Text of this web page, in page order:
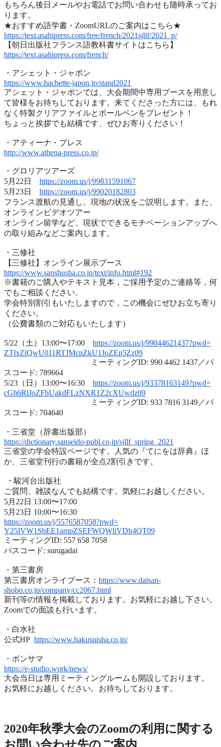
もちろん後日メールやお電話でお問い合わせも随時承ってお
ります。
★おすすめ語学書・ZoomURLのご案内はこちら★
https://text.asahipress.com/free/french/2021sjllf/2021_p/
【朝日出版社フランス語教科書サイトはこちら】
https://text.asahipress.com/french/
・アシェット・ジャポン
https://www.hachette-japon.jp/stand2021
アシェット・ジャポンでは、 大会期間中専用ブースを用意し
て皆様をお待ちしております。 来てくださった方には、
もれ
なく特製クリアファイルとボールペンをプレゼント！
ちょっと挨拶でも結構です、ぜひお寄りください！
・アティーナ・プレス
http://www.athena-press.co.jp/
・グロリアツアーズ
5月22日 https://zoom.us/j/99831591067
5月23日 https://zoom.us/j/99020182803
フランス渡航の見通し、現地の状況をご説明します。また、
オンラインビデオツアー
オンライン留学など、 現状でできるモチベーションアップへ
の取り組みなどご案内します。
・三修社
【三修社】オンライン展示ブース
https://www.sanshusha.co.jp/text/info.html#192
※書籍のご購入やテキスト見本，ご採用予定のご連絡等， 何
でもご相談ください。
学会特別割引もいたしますので， この機会にぜひお立ち寄り
ください。
（公費書類のご対応もいたします）
5/22（土）13:00〜17:00 https://zoom.us/j/99044621437?pwd=
ZTlxZlQwU011RTJMcnZkU1JoZEp5Zz09
ミーティングID: 990 4462 1437／パ
スコード: 789664
5/23（日）13:00〜16:30 https://zoom.us/j/93378163149?pwd=
cGh6RlJoZFhUakdFLzNXR1Z2cXUwdz09
ミーティングID: 933 7816 3149／パ
スコード: 704640
・三省堂（辞書出版部）
https://dictionary.sanseido-publ.co.jp/sjllf_spring_2021
三省堂の学会特設ページです。人気の『てにをは辞典』ほ
か、 三省堂刊行の書籍が全点2割引きです。
・駿河台出版社
ご質問、雑談なんでも結構です。気軽にお越しください。
5月22日 13:00〜17:00
5月23日 10:00〜16:30
https://zoom.us/j/5576587058?pwd=
Y25IVW1SbEE1ampZSEFWQWliVDh4QT09
ミーティングID: 557 658 7058
パスコード: surugadai
・第三書房
第三書房オンライブース： https://www.daisan-
shobo.co.jp/company/cc2067.html
新刊等の情報を掲載しております。お気軽にお越し下さい。
Zoomでの面談も行います。
・白水社
公式HP https://www.hakusuisha.co.jp/
・ボンサマ
https://e-studio.work/news/
大会当日は専用ミーティングルームも開設しております。
お気軽にお越しください。お待ちしております。
2020年秋季大会のZoomの利用に関する